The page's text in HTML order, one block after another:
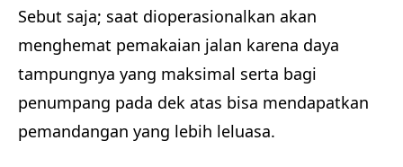
Sebut saja; saat dioperasionalkan akan
menghemat pemakaian jalan karena daya
tampungnya yang maksimal serta bagi
penumpang pada dek atas bisa mendapatkan
pemandangan yang lebih leluasa.